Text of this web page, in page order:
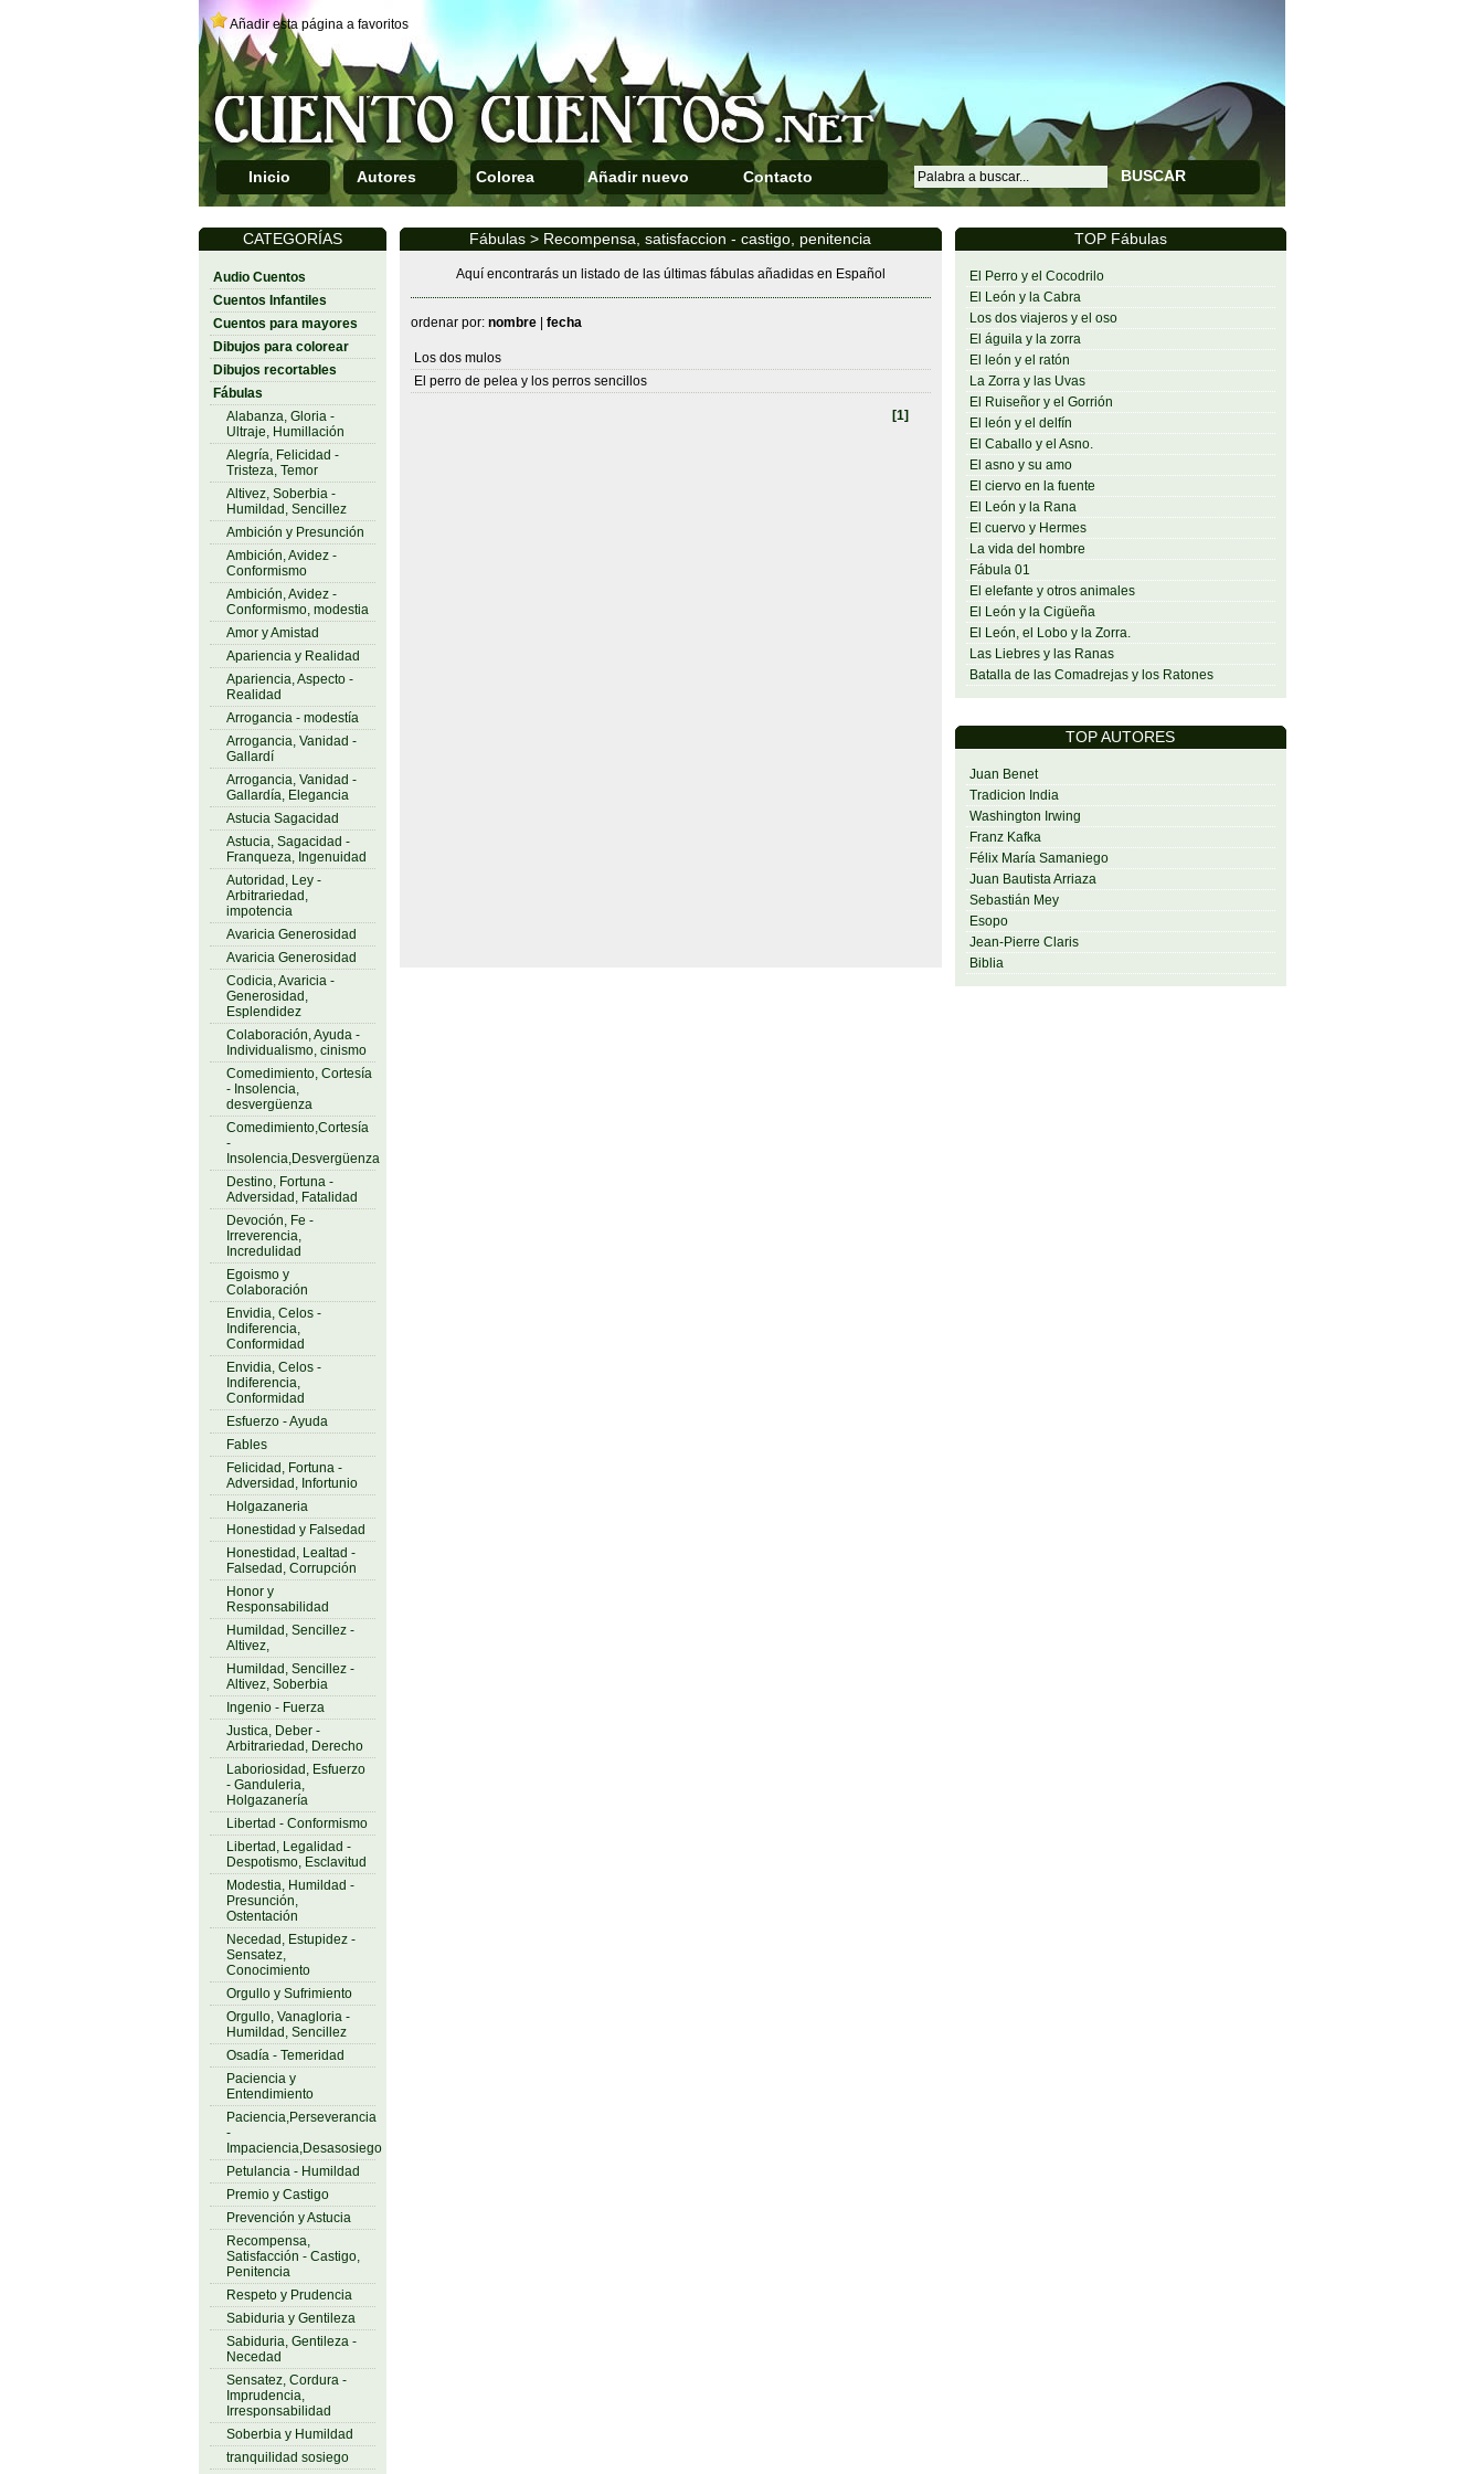
Añadir esta página a favoritos
Inicio Autores Colorea Añadir nuevo Contacto BUSCAR
TOP Fábulas
El Perro y el Cocodrilo
El León y la Cabra
Los dos viajeros y el oso
El águila y la zorra
El león y el ratón
La Zorra y las Uvas
El Ruiseñor y el Gorrión
El león y el delfín
El Caballo y el Asno.
El asno y su amo
El ciervo en la fuente
El León y la Rana
El cuervo y Hermes
La vida del hombre
Fábula 01
El elefante y otros animales
El León y la Cigüeña
El León, el Lobo y la Zorra.
Las Liebres y las Ranas
Batalla de las Comadrejas y los Ratones
TOP AUTORES
Juan Benet
Tradicion India
Washington Irwing
Franz Kafka
Félix María Samaniego
Juan Bautista Arriaza
Sebastián Mey
Esopo
Jean-Pierre Claris
Biblia
CATEGORÍAS
Audio Cuentos
Cuentos Infantiles
Cuentos para mayores
Dibujos para colorear
Dibujos recortables
Fábulas
Alabanza, Gloria -
Ultraje, Humillación
Alegría, Felicidad -
Tristeza, Temor
Altivez, Soberbia -
Humildad, Sencillez
Ambición y Presunción
Ambición, Avidez -
Conformismo
Ambición, Avidez -
Conformismo, modestia
Amor y Amistad
Apariencia y Realidad
Apariencia, Aspecto -
Realidad
Arrogancia - modestía
Arrogancia, Vanidad -
Gallardí
Arrogancia, Vanidad -
Gallardía, Elegancia
Astucia Sagacidad
Astucia, Sagacidad -
Franqueza, Ingenuidad
Autoridad, Ley -
Arbitrariedad,
impotencia
Avaricia Generosidad
Avaricia Generosidad
Codicia, Avaricia -
Generosidad,
Esplendidez
Colaboración, Ayuda -
Individualismo, cinismo
Comedimiento, Cortesía
- Insolencia,
desvergüenza
Comedimiento,Cortesía
-
Insolencia,Desvergüenza
Destino, Fortuna -
Adversidad, Fatalidad
Devoción, Fe -
Irreverencia,
Incredulidad
Egoismo y
Colaboración
Envidia, Celos -
Indiferencia,
Conformidad
Envidia, Celos -
Indiferencia,
Conformidad
Esfuerzo - Ayuda
Fables
Felicidad, Fortuna -
Adversidad, Infortunio
Holgazaneria
Honestidad y Falsedad
Honestidad, Lealtad -
Falsedad, Corrupción
Honor y
Responsabilidad
Humildad, Sencillez -
Altivez,
Humildad, Sencillez -
Altivez, Soberbia
Ingenio - Fuerza
Justica, Deber -
Arbitrariedad, Derecho
Laboriosidad, Esfuerzo
- Ganduleria,
Holgazanería
Libertad - Conformismo
Libertad, Legalidad -
Despotismo, Esclavitud
Modestia, Humildad -
Presunción,
Ostentación
Necedad, Estupidez -
Sensatez,
Conocimiento
Orgullo y Sufrimiento
Orgullo, Vanagloria -
Humildad, Sencillez
Osadía - Temeridad
Paciencia y
Entendimiento
Paciencia,Perseverancia
-
Impaciencia,Desasosiego
Petulancia - Humildad
Premio y Castigo
Prevención y Astucia
Recompensa,
Satisfacción - Castigo,
Penitencia
Respeto y Prudencia
Sabiduria y Gentileza
Sabiduria, Gentileza -
Necedad
Sensatez, Cordura -
Imprudencia,
Irresponsabilidad
Soberbia y Humildad
tranquilidad sosiego
Fábulas > Recompensa, satisfaccion - castigo, penitencia
Aquí encontrarás un listado de las últimas fábulas añadidas en Español
ordenar por: nombre| fecha
Los dos mulos
El perro de pelea y los perros sencillos
[1]